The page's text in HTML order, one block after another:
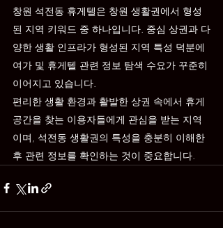
창원 석전동 휴게텔은 창원 생활권에서 형성
된 지역 키워드 중 하나입니다. 중심 상권과 다
양한 생활 인프라가 형성된 지역 특성 덕분에
여가 및 휴게텔 관련 정보 탐색 수요가 꾸준히
이어지고 있습니다.
편리한 생활 환경과 활발한 상권 속에서 휴게
공간을 찾는 이용자들에게 관심을 받는 지역
이며, 석전동 생활권의 특성을 충분히 이해한
후 관련 정보를 확인하는 것이 중요합니다.